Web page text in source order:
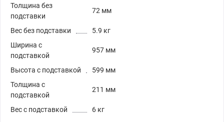
Толщина без
подставки
72 мм
Вес без подставки
5.9 кг
Ширина с
подставкой
957 мм
Высота с подставкой
599 мм
Толщина с
подставкой
211 мм
Вес с подставкой 6 кг